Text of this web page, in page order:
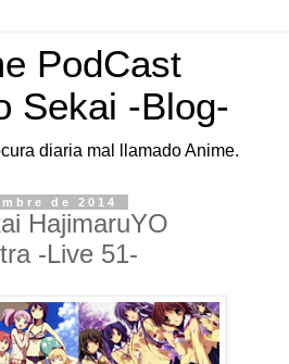
PodCast
Sekai -Blog-
diaria mal llamado Anime.
de 2014
HajimaruYO
-Live 51-